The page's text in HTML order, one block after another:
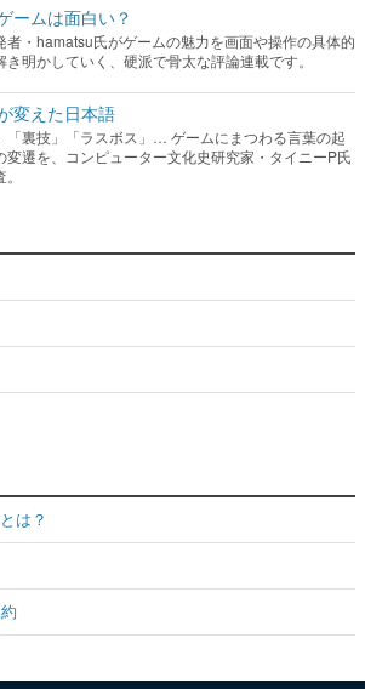
ームは面白い？
者・hamatsu氏がゲームの魅力を画面や操作の具体的
き明かしていく、硬派で骨太な評論連載です。
変えた日本語
「裏技」「ラスボス」… ゲームにまつわる言葉の起
変遷を、コンピューター文化史研究家・タイニーP氏
は？